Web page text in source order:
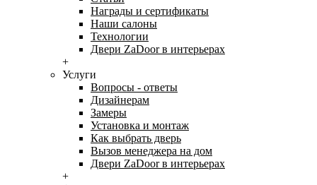
Награды и сертификаты
Наши салоны
Технологии
Двери ZaDoor в интерьерах
+
Услуги
Вопросы - ответы
Дизайнерам
Замеры
Установка и монтаж
Как выбрать дверь
Вызов менеджера на дом
Двери ZaDoor в интерьерах
+